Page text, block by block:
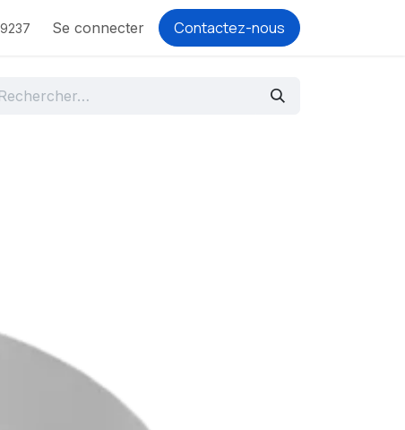
Se connecter Contactez-nous